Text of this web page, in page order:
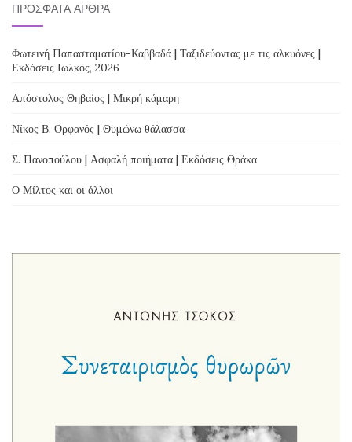
ΠΡΌΣΦΑΤΑ ΆΡΘΡΑ
Φωτεινή Παπασταματίου-Καββαδά | Ταξιδεύοντας με τις αλκυόνες |
Εκδόσεις Ιωλκός, 2026
Απόστολος Θηβαίος | Μικρή κάμαρη
Νίκος Β. Ορφανός | Θυμώνω θάλασσα
Σ. Πανοπούλου | Ασφαλή ποιήματα | Εκδόσεις Θράκα
Ο Μίλτος και οι άλλοι